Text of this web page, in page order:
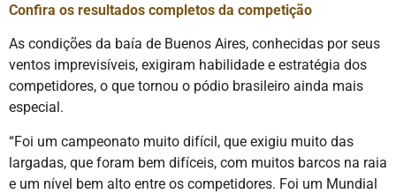
Confira os resultados completos da competição
As condições da baía de Buenos Aires, conhecidas por seus
ventos imprevisíveis, exigiram habilidade e estratégia dos
competidores, o que tornou o pódio brasileiro ainda mais
especial.
“Foi um campeonato muito difícil, que exigiu muito das
largadas, que foram bem difíceis, com muitos barcos na raia
e um nível bem alto entre os competidores. Foi um Mundial